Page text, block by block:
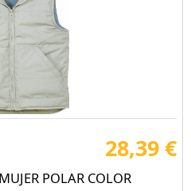
28,39 €
POLAR COLOR